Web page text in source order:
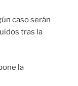
caso serán
tras la
la